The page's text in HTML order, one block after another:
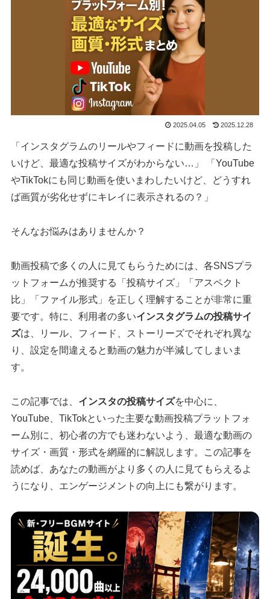
2025.04.05 2025.12.28
「インスタグラムのリールやフィードに動画を投稿した
いけど、最適な投稿サイズがわからない…」 「YouTube
やTikTokにも同じ動画を使いまわしたいけど、どうすれ
ば画質が劣化せずにキレイに表示されるの？」
そんなお悩みはありませんか？
動画投稿で多くの人に見てもらうためには、各SNSプラ
ットフォームが推奨する「投稿サイズ」「アスペクト
比」「ファイル形式」を正しく理解することが非常に重
要です。特に、利用者の多いインスタグラムの投稿サイ
ズは、リール、フィード、ストーリーズでそれぞれ異な
り、設定を間違えると動画の魅力が半減してしまいま
す。
この記事では、 インスタの投稿サイズを中心に、
YouTube、TikTokといった主要な動画投稿プラットフォ
ーム別に、初心者の方でも迷わないよう、最適な動画の
サイズ・画質・形式を網羅的に解説します。この記事を
読めば、あなたの動画がより多くの人に見てもらえるよ
うになり、エンゲージメントの向上にも繋がります。